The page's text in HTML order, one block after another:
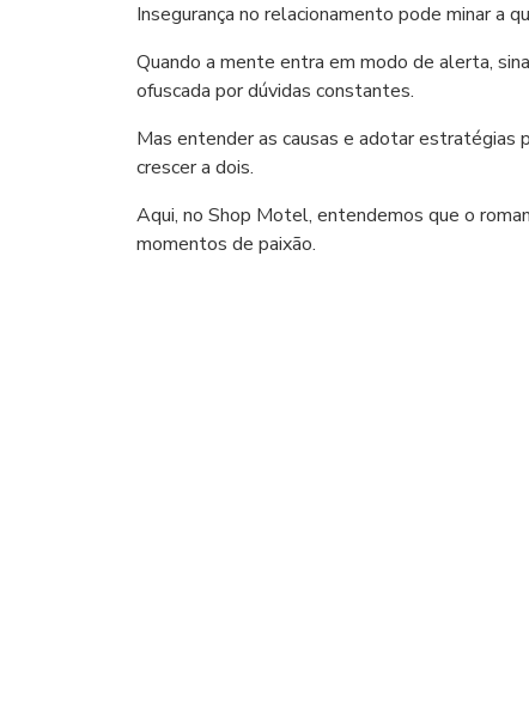
Insegurança no relacionamento pode minar a
Quando a mente entra em modo de alerta,
ofuscada por dúvidas constantes.
Mas entender as causas e adotar
crescer a dois.
Aqui, no Shop Motel, entendemos que o
momentos de paixão.